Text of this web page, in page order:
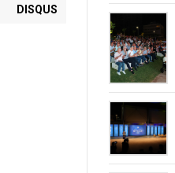
DISQUS